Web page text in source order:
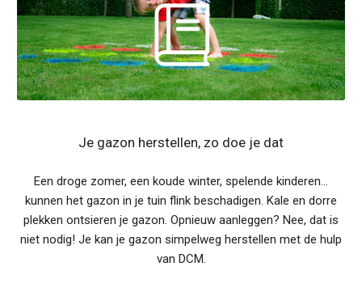
Je gazon herstellen, zo doe je dat
Een droge zomer, een koude winter, spelende kinderen…
kunnen het gazon in je tuin flink beschadigen. Kale en dorre
plekken ontsieren je gazon. Opnieuw aanleggen? Nee, dat is
niet nodig! Je kan je gazon simpelweg herstellen met de hulp
van DCM.